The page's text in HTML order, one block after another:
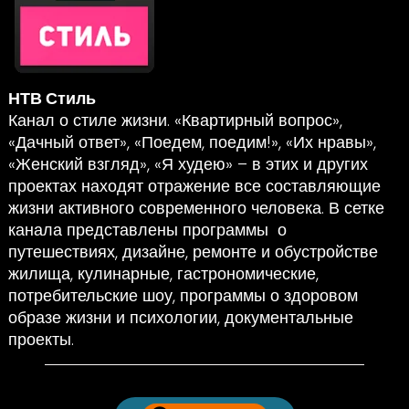
НТВ Стиль
Канал о стиле жизни. «Квартирный вопрос»,
«Дачный ответ», «Поедем, поедим!», «Их нравы»,
«Женский взгляд», «Я худею» – в этих и других
проектах находят отражение все составляющие
жизни активного современного человека. В сетке
канала представлены программы о
путешествиях, дизайне, ремонте и обустройстве
жилища, кулинарные, гастрономические,
потребительские шоу, программы о здоровом
образе жизни и психологии, документальные
проекты.